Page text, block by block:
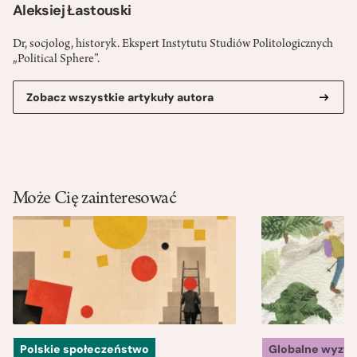
Aleksiej Łastouski
Dr, socjolog, historyk. Ekspert Instytutu Studiów Politologicznych
„Political Sphere”.
Zobacz wszystkie artykuły autora
Może Cię zainteresować
Polskie społeczeństwo Globalne